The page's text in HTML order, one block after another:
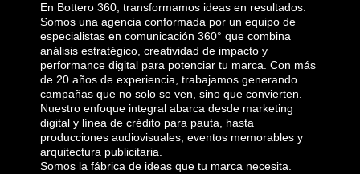
En Bottero 360, transformamos ideas en resultados.
Somos una agencia conformada por un equipo de
especialistas en comunicación 360° que combina
análisis estratégico, creatividad de impacto y
performance digital para potenciar tu marca. Con más
de 20 años de experiencia, trabajamos generando
campañas que no solo se ven, sino que convierten.
Nuestro enfoque integral abarca desde marketing
digital y línea de crédito para pauta, hasta
producciones audiovisuales, eventos memorables y
arquitectura publicitaria.
Somos la fábrica de ideas que tu marca necesita.